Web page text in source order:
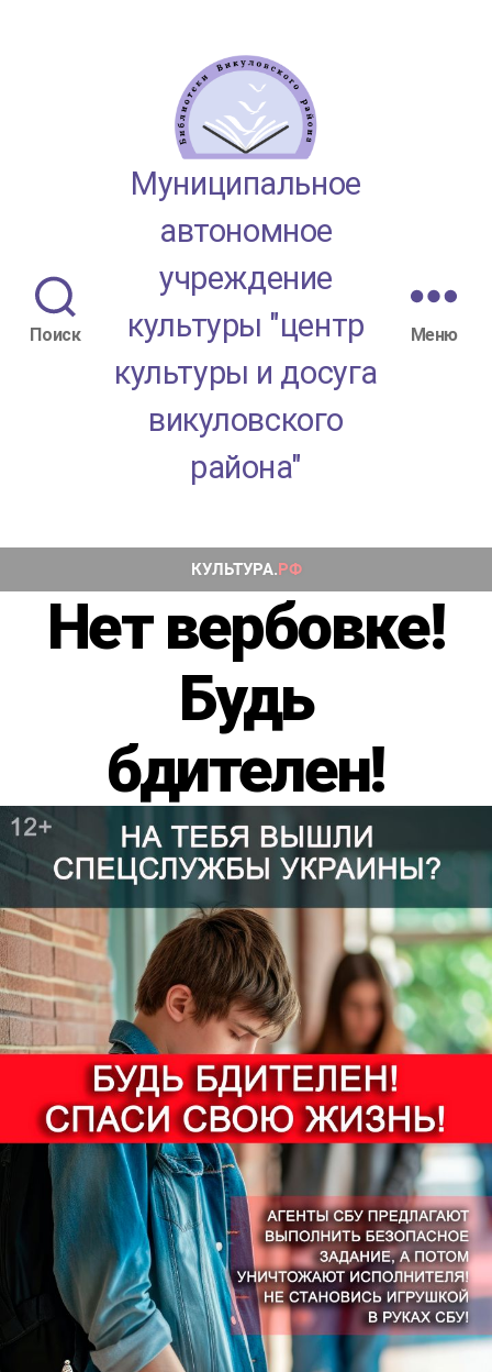
Поиск
МАУК
"ЦКД
района"
Муниципальное
автономное
учреждение
культуры "центр
культуры и досуга
викуловского
района"
Меню
Нет вербовке!
Будь
бдителен!